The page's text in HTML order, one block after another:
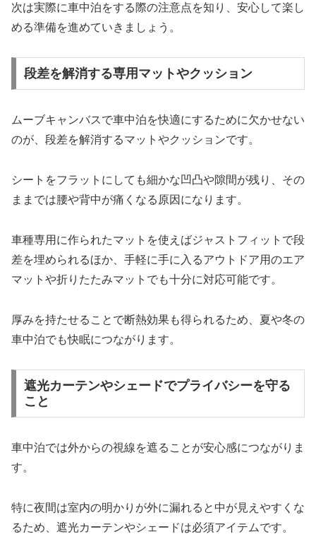
次は実際に車中泊をする際の注意点を知り、安心して楽し
める準備を進めていきましょう。
段差を解消する専用マットやクッション
ムーブキャンバスで車中泊を快適にするために欠かせない
のが、段差を解消するマットやクッションです。
シートをフラットにしても細かな凹凸や隙間が残り、その
ままでは腰や背中が痛くなる原因になります。
車種専用に作られたマットを使えばジャストフィットで段
差を埋められるほか、手軽に手に入るアウトドア用のエア
マットや折りたたみマットでも十分に対応可能です。
厚みを持たせることで断熱効果も得られるため、夏や冬の
車中泊でも快眠につながります。
遮光カーテンやシェードでプライバシーを守る
こと
車中泊では外からの視線を遮ることが安心感につながりま
す。
特に夜間は室内の明かりが外に漏れると中が見えやすくな
るため、遮光カーテンやシェードは必須アイテムです。